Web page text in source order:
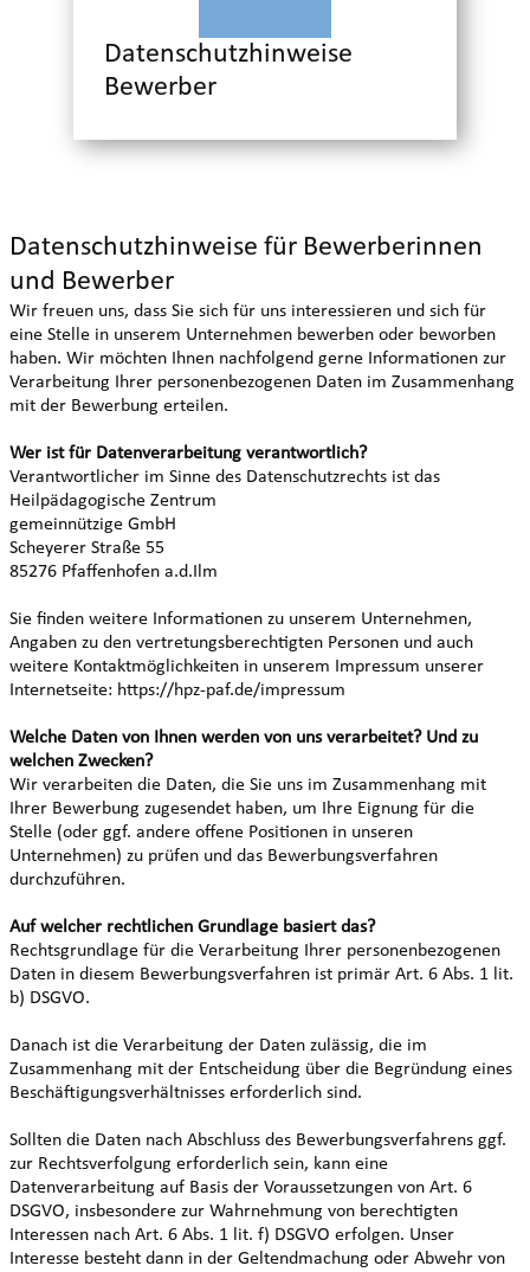
Datenschutzhinweise
Bewerber
Datenschutzhinweise für Bewerberinnen
und Bewerber
Wir freuen uns, dass Sie sich für uns interessieren und sich für
eine Stelle in unserem Unternehmen bewerben oder beworben
haben. Wir möchten Ihnen nachfolgend gerne Informationen zur
Verarbeitung Ihrer personenbezogenen Daten im Zusammenhang
mit der Bewerbung erteilen.
Wer ist für Datenverarbeitung verantwortlich?
Verantwortlicher im Sinne des Datenschutzrechts ist das
Heilpädagogische Zentrum
gemeinnützige GmbH
Scheyerer Straße 55
85276 Pfaffenhofen a.d.Ilm
Sie finden weitere Informationen zu unserem Unternehmen,
Angaben zu den vertretungsberechtigten Personen und auch
weitere Kontaktmöglichkeiten in unserem Impressum unserer
Internetseite: https://hpz-paf.de/impressum
Welche Daten von Ihnen werden von uns verarbeitet? Und zu
welchen Zwecken?
Wir verarbeiten die Daten, die Sie uns im Zusammenhang mit
Ihrer Bewerbung zugesendet haben, um Ihre Eignung für die
Stelle (oder ggf. andere offene Positionen in unseren
Unternehmen) zu prüfen und das Bewerbungsverfahren
durchzuführen.
Auf welcher rechtlichen Grundlage basiert das?
Rechtsgrundlage für die Verarbeitung Ihrer personenbezogenen
Daten in diesem Bewerbungsverfahren ist primär Art. 6 Abs. 1 lit.
b) DSGVO.
Danach ist die Verarbeitung der Daten zulässig, die im
Zusammenhang mit der Entscheidung über die Begründung eines
Beschäftigungsverhältnisses erforderlich sind.
Sollten die Daten nach Abschluss des Bewerbungsverfahrens ggf.
zur Rechtsverfolgung erforderlich sein, kann eine
Datenverarbeitung auf Basis der Voraussetzungen von Art. 6
DSGVO, insbesondere zur Wahrnehmung von berechtigten
Interessen nach Art. 6 Abs. 1 lit. f) DSGVO erfolgen. Unser
Interesse besteht dann in der Geltendmachung oder Abwehr von